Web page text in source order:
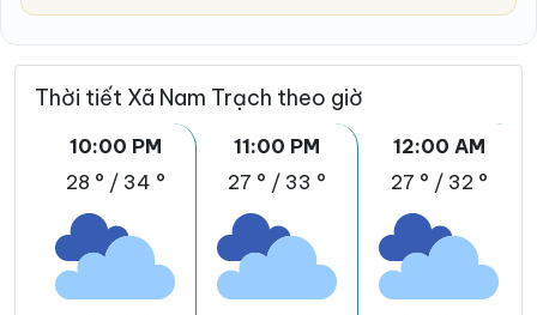
Thời tiết Xã Nam Trạch theo giờ
10:00 PM
28 ° / 34 °
11:00 PM
27 ° / 33 °
12:00 AM
27 ° / 32 °